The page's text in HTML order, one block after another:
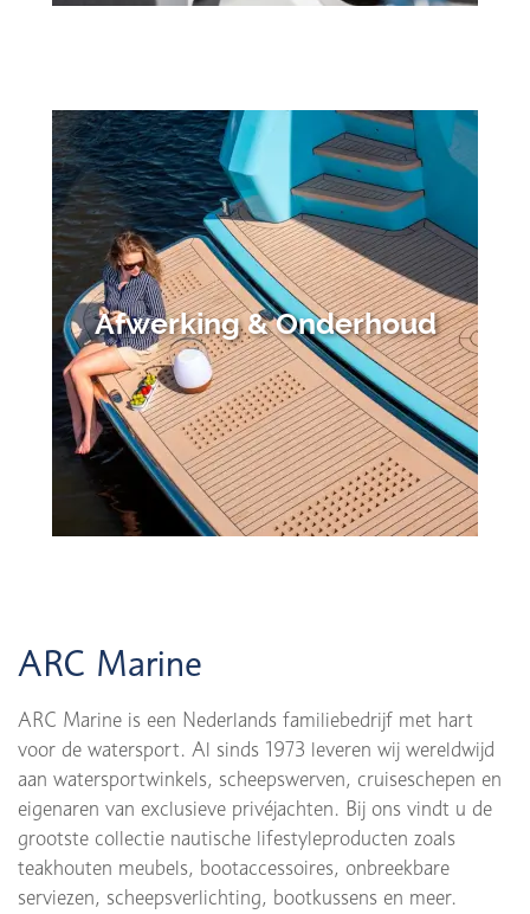
Afwerking & Onderhoud
ARC Marine
ARC Marine is een Nederlands familiebedrijf met hart
voor de watersport. Al sinds 1973 leveren wij wereldwijd
aan watersportwinkels, scheepswerven, cruiseschepen en
eigenaren van exclusieve privéjachten. Bij ons vindt u de
grootste collectie nautische lifestyleproducten zoals
teakhouten meubels, bootaccessoires, onbreekbare
serviezen, scheepsverlichting, bootkussens en meer.